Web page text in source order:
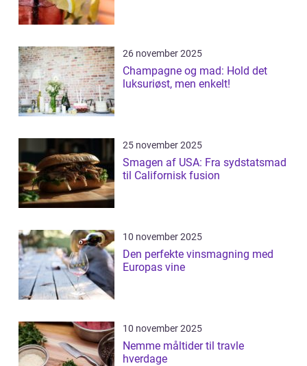
26 november 2025
Champagne og mad: Hold det
luksuriøst, men enkelt!
25 november 2025
Smagen af USA: Fra sydstatsmad
til Californisk fusion
10 november 2025
Den perfekte vinsmagning med
Europas vine
10 november 2025
Nemme måltider til travle
hverdage